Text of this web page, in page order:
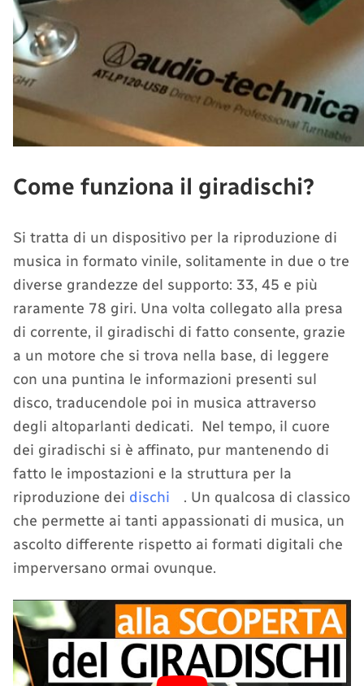
Come funziona il giradischi?
Si tratta di un dispositivo per la riproduzione di
musica in formato vinile, solitamente in due o tre
diverse grandezze del supporto: 33, 45 e più
raramente 78 giri. Una volta collegato alla presa
di corrente, il giradischi di fatto consente, grazie
a un motore che si trova nella base, di leggere
con una puntina le informazioni presenti sul
disco, traducendole poi in musica attraverso
degli altoparlanti dedicati. Nel tempo, il cuore
dei giradischi si è affinato, pur mantenendo di
fatto le impostazioni e la struttura per la
riproduzione dei dischi
. Un qualcosa di classico
che permette ai tanti appassionati di musica, un
ascolto differente rispetto ai formati digitali che
imperversano ormai ovunque.